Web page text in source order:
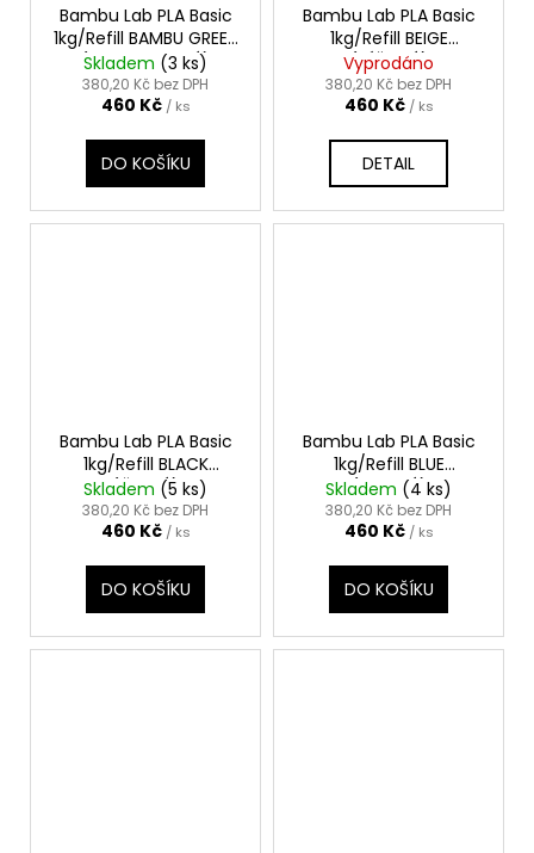
Bambu Lab PLA Basic
1kg/Refill BAMBU GREEN
(BAMBU ZELENÁ)
Skladem (3 ks)
380,20 Kč bez DPH
460 Kč / ks
DO KOŠÍKU
Bambu Lab PLA Basic
1kg/Refill BEIGE
(BÉŽOVÁ)
Vyprodáno
380,20 Kč bez DPH
460 Kč / ks
DETAIL
Bambu Lab PLA Basic
1kg/Refill BLACK
(ČERNÁ)
Skladem (5 ks)
380,20 Kč bez DPH
460 Kč / ks
DO KOŠÍKU
Bambu Lab PLA Basic
1kg/Refill BLUE
(MODRÁ)
Skladem (4 ks)
380,20 Kč bez DPH
460 Kč / ks
DO KOŠÍKU